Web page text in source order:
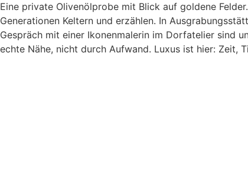
Eine private Olivenölprobe mit Blick auf goldene
Generationen Keltern und erzählen. In
Gespräch mit einer Ikonenmalerin im Dorfatelier sind
echte Nähe, nicht durch Aufwand. Luxus ist hier: Zeit,